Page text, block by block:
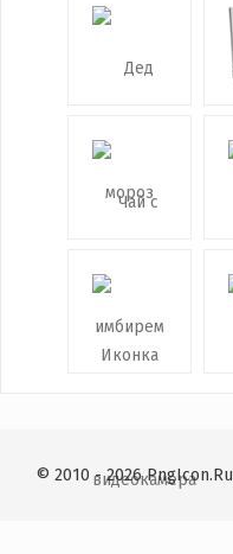
© 2010 - 2026 PngIcon.Ru